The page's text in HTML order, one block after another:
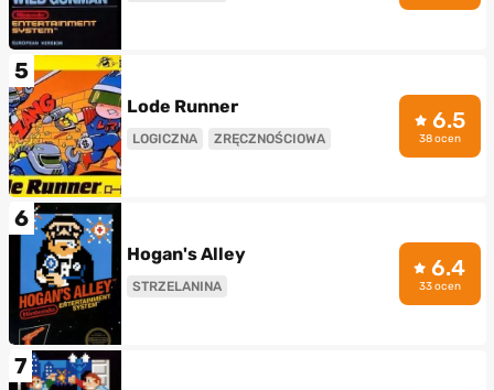
5
Lode Runner
LOGICZNA ZRĘCZNOŚCIOWA
6.5
38 ocen
6
Hogan's Alley
STRZELANINA
6.4
33 ocen
7